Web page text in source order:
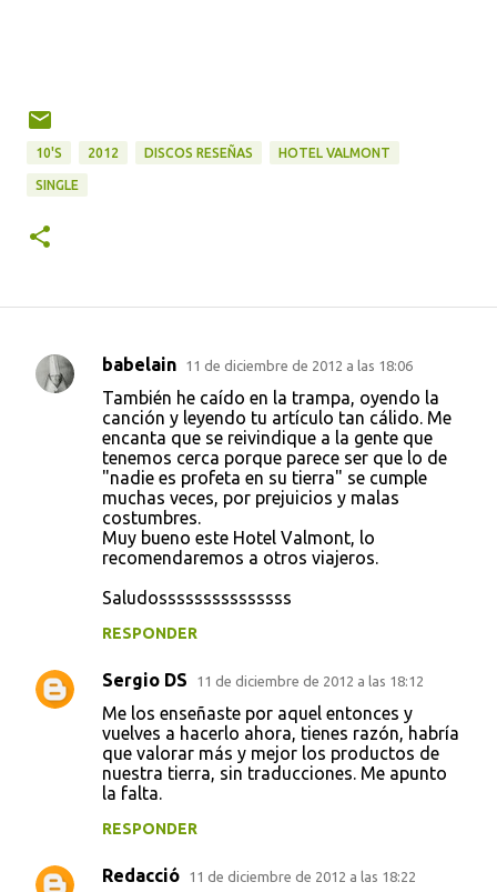
10'S 2012 DISCOS RESEÑAS HOTEL VALMONT
SINGLE
C
s
babelain 11 de diciembre de 2012 a las 18:06
También he caído en la trampa, oyendo la
canción y leyendo tu artículo tan cálido. Me
encanta que se reivindique a la gente que
tenemos cerca porque parece ser que lo de
"nadie es profeta en su tierra" se cumple
muchas veces, por prejuicios y malas
costumbres.
Muy bueno este Hotel Valmont, lo
recomendaremos a otros viajeros.
Saludosssssssssssssss
RESPONDER
Sergio DS 11 de diciembre de 2012 a las 18:12
Me los enseñaste por aquel entonces y
vuelves a hacerlo ahora, tienes razón, habría
que valorar más y mejor los productos de
nuestra tierra, sin traducciones. Me apunto
la falta.
RESPONDER
Redacció 11 de diciembre de 2012 a las 18:22